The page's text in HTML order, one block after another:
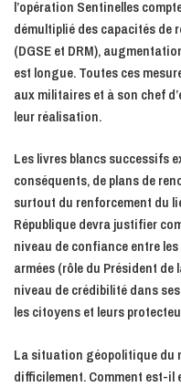
l’opération Sentinelles
démultiplié des capacités de
(DGSE et DRM),
est longue. Toutes ces
aux militaires et à son chef
leur réalisation.
Les livres blancs successifs
conséquents, de plans de
surtout du renforcement du
République devra justifier
niveau de confiance entre
armées (rôle du Président de
niveau de crédibilité dans
les citoyens et leurs
La situation géopolitique du
difficilement. Comment est-il